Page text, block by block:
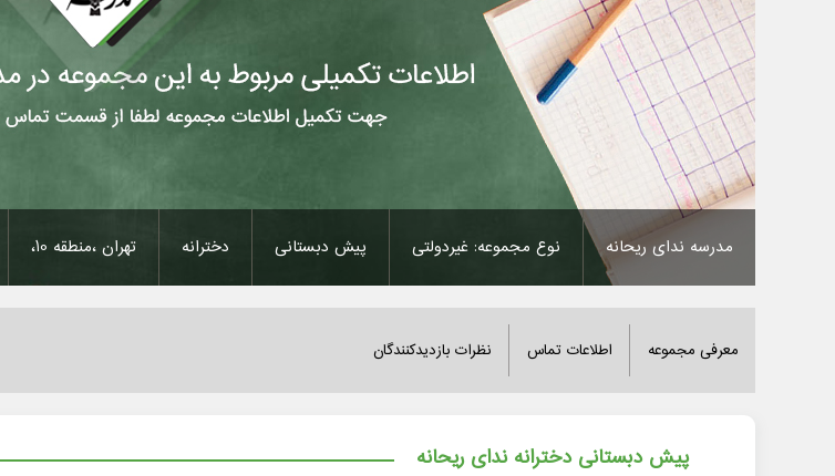
مدرسه ندای ریحانه نوع مجموعه: غیردولتی پیش دبستانی دخترانه تهران ،منطقه 10،
معرفی مجموعه اطلاعات تماس نظرات بازدیدکنندگان
پیش دبستانی دخترانه ندای ریحانه